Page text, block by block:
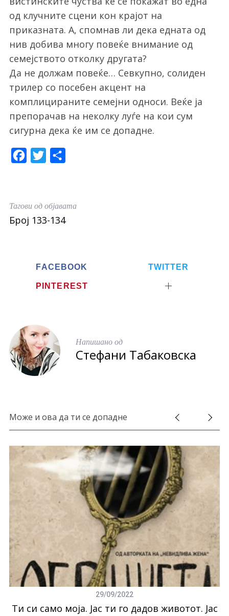
од клучните сцени кон крајот на
приказната. А, спомнав ли дека едната од
нив добива многу повеќе внимание од
семејството отколку другата?
Да не должам повеќе… Севкупно, солиден
трилер со посебен акцент на
комплицираните семејни односи. Веќе ја
препорачав на неколку луѓе на кои сум
сигурна дека ќе им се допадне.
e
b
t
t
r
Тагови од објавата
Број 133-134
FACEBOOK TWITTER
PINTEREST
Напишано од
Стефани Табаковска
Може и ова да ти се допадне
29/09/2022
Ти си само моја. Јас ти го дадов животот. Јас
a
r
h
f